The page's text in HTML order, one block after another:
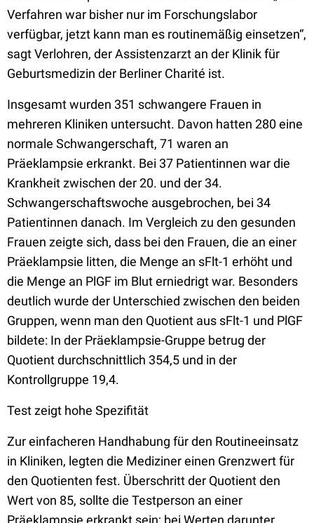
Verfahren war bisher nur im Forschungslabor
verfügbar, jetzt kann man es routinemäßig einsetzen“,
sagt Verlohren, der Assistenzarzt an der Klinik für
Geburtsmedizin der Berliner Charité ist.
Insgesamt wurden 351 schwangere Frauen in
mehreren Kliniken untersucht. Davon hatten 280 eine
normale Schwangerschaft, 71 waren an
Präeklampsie erkrankt. Bei 37 Patientinnen war die
Krankheit zwischen der 20. und der 34.
Schwangerschaftswoche ausgebrochen, bei 34
Patientinnen danach. Im Vergleich zu den gesunden
Frauen zeigte sich, dass bei den Frauen, die an einer
Präeklampsie litten, die Menge an sFlt-1 erhöht und
die Menge an PlGF im Blut erniedrigt war. Besonders
deutlich wurde der Unterschied zwischen den beiden
Gruppen, wenn man den Quotient aus sFlt-1 und PlGF
bildete: In der Präeklampsie-Gruppe betrug der
Quotient durchschnittlich 354,5 und in der
Kontrollgruppe 19,4.
Test zeigt hohe Spezifität
Zur einfacheren Handhabung für den Routineeinsatz
in Kliniken, legten die Mediziner einen Grenzwert für
den Quotienten fest. Überschritt der Quotient den
Wert von 85, sollte die Testperson an einer
Präeklampsie erkrankt sein; bei Werten darunter